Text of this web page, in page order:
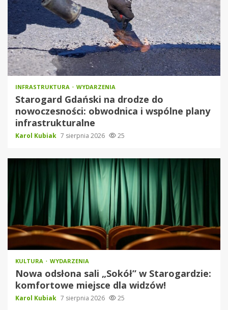
INFRASTRUKTURA WYDARZENIA
Starogard Gdański na drodze do
nowoczesności: obwodnica i wspólne plany
infrastrukturalne
Karol Kubiak 7 sierpnia 2026 25
KULTURA WYDARZENIA
Nowa odsłona sali „Sokół” w Starogardzie:
komfortowe miejsce dla widzów!
Karol Kubiak 7 sierpnia 2026 25